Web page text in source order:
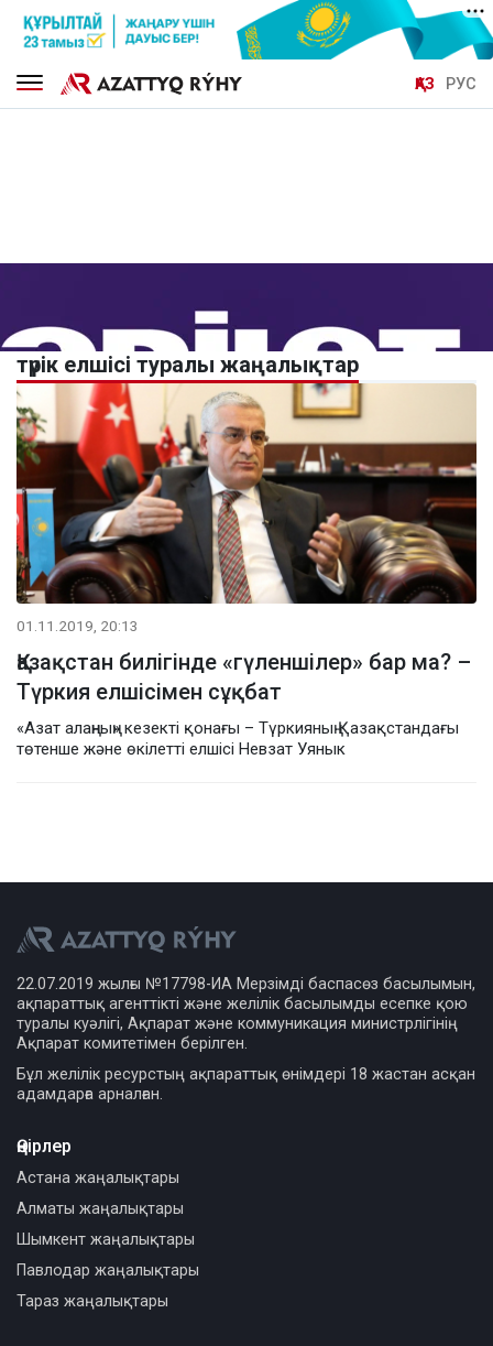
ҚАЗ РУС
түрік елшісі туралы жаңалықтар
01.11.2019, 20:13
Қазақстан билігінде «гүленшілер» бар ма? –
Түркия елшісімен сұқбат
«Азат алаңның» кезекті қонағы – Түркияның Қазақстандағы
төтенше және өкілетті елшісі Невзат Уянык
22.07.2019 жылғы №17798-ИА Мерзімді баспасөз басылымын,
ақпараттық агенттікті және желілік басылымды есепке қою
туралы куәлігі, Ақпарат және коммуникация министрлігінің
Ақпарат комитетімен берілген.
Бұл желілік ресурстың ақпараттық өнімдері 18 жастан асқан
адамдарға арналған.
Өңірлер
Астана жаңалықтары
Алматы жаңалықтары
Шымкент жаңалықтары
Павлодар жаңалықтары
Тараз жаңалықтары